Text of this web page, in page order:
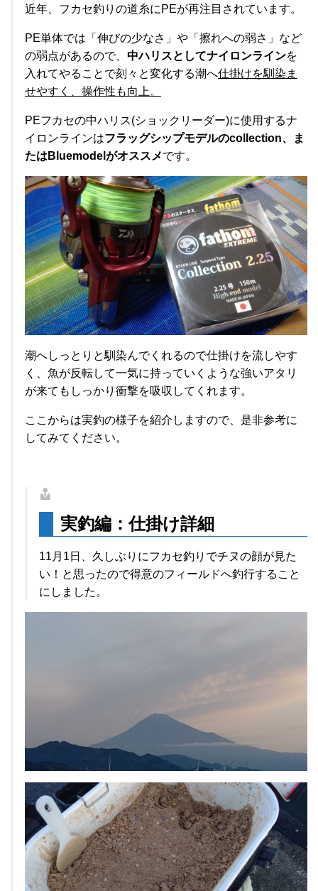
近年、フカセ釣りの道糸にPEが再注目されています。
PE単体では「伸びの少なさ」や「擦れへの弱さ」など
の弱点があるので、 中ハリスとしてナイロンラインを
入れてやることで刻々と変化する潮へ仕掛けを馴染ま
せやすく、操作性も向上。
PEフカセの中ハリス(ショックリーダー)に使用するナ
イロンラインはフラッグシップモデルのcollection、ま
たはBluemodelがオススメです。
潮へしっとりと馴染んでくれるので仕掛けを流しやす
く、魚が反転して一気に持っていくような強いアタリ
が来てもしっかり衝撃を吸収してくれます。
ここからは実釣の様子を紹介しますので、是非参考に
してみてください。
実釣編：仕掛け詳細
11月1日、久しぶりにフカセ釣りでチヌの顔が見た
い！と思ったので得意のフィールドへ釣行すること
にしました。